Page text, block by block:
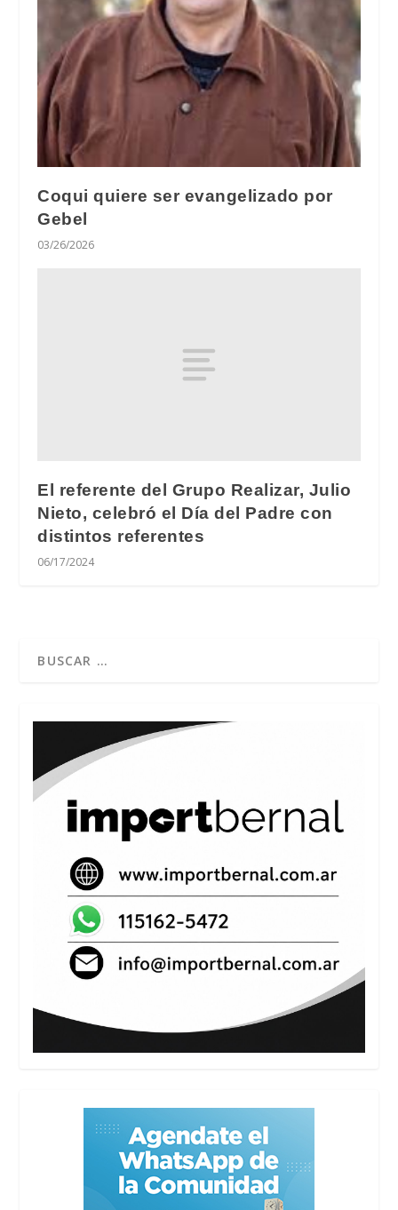
Coqui quiere ser evangelizado por
Gebel
03/26/2026
El referente del Grupo Realizar, Julio
Nieto, celebró el Día del Padre con
distintos referentes
06/17/2024